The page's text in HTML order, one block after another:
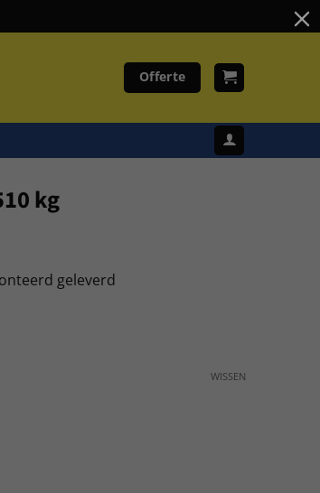
Offerte
kg
geleverd
WISSEN